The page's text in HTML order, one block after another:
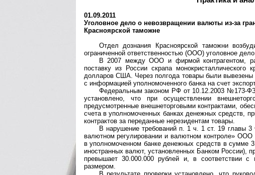
01.09.2011
Уголовное дело о невозвращении валюты из-за
Красноярской таможне
Отдел дознания Красноярской таможни
ограниченной ответственностью (ООО) уголовное
В 2007 между ООО и фирмой контрагентом,
поставку из России скрапа
долларов США. Через полгода товары были вывезены
с информацией уполномоченного банка на счет
Федеральным законом РФ от 10.12.2003 №173-
установлено, что при осуществлении
предусмотренные внешнеторговыми контрактами,
счета в уполномоченных банках денежных средств,
контрактов за переданные нерезидентам товары.
В нарушение требований п. 1 ч. 1 ст. 19 главы
валютном регулировании и валютном контроле» ООО
в уполномоченном банке денежных средств в сумме
иностранных валют, установленных Банком России),
превышает 30.000.000 рублей и, в соответствии
размером.